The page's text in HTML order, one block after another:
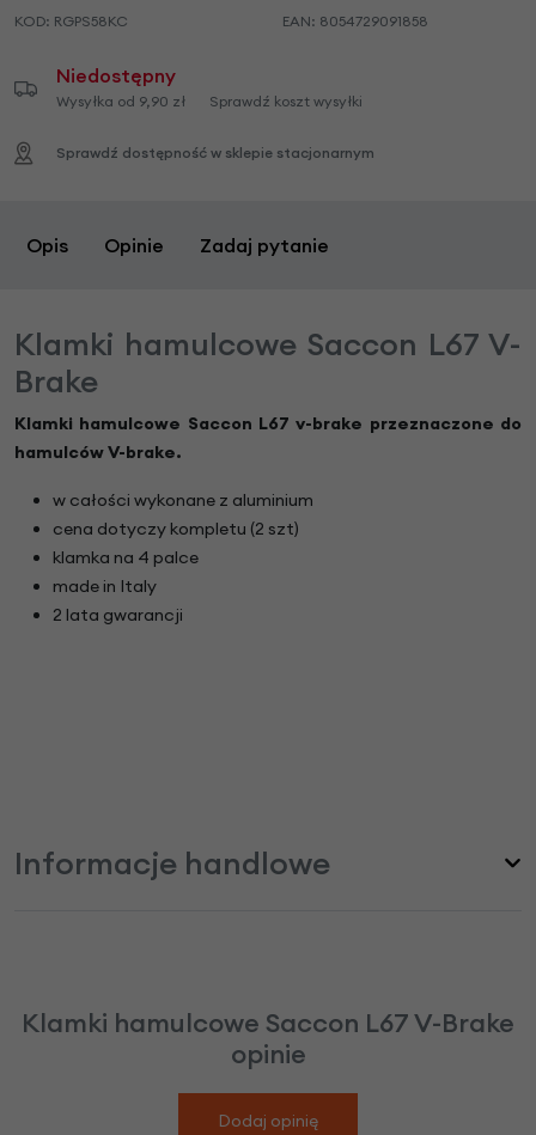
KOD: RGPS58KC EAN: 8054729091858
Niedostępny
Wysyłka od 9,90 zł Sprawdź koszt wysyłki
Sprawdź dostępność w sklepie stacjonarnym
Opis Opinie Zadaj pytanie
Klamki hamulcowe Saccon L67 V-
Brake
Klamki hamulcowe Saccon L67 v-brake przeznaczone do
hamulców V-brake.
w całości wykonane z aluminium
cena dotyczy kompletu (2 szt)
klamka na 4 palce
made in Italy
2 lata gwarancji
Informacje handlowe
Klamki hamulcowe Saccon L67 V-Brake
opinie
Dodaj opinię